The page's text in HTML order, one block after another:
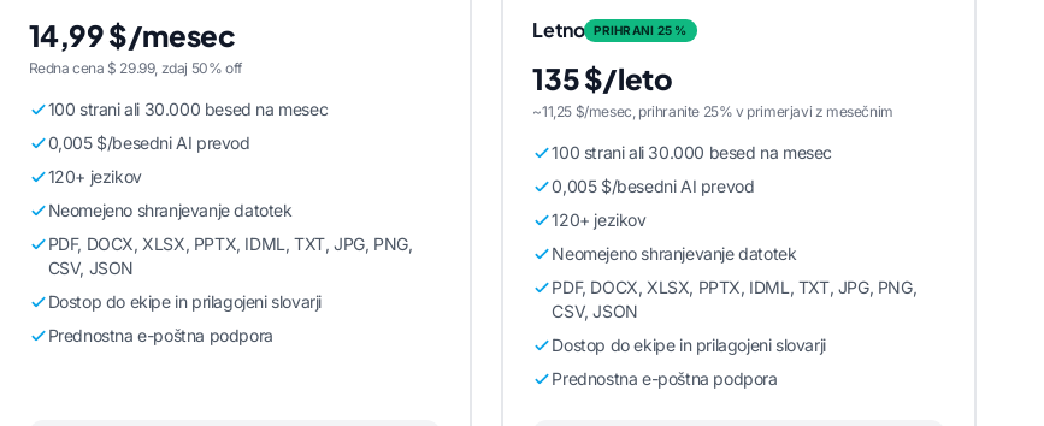
14,99 $/mesec
Redna cena $ 29.99, zdaj 50% off
100 strani ali 30.000 besed na mesec
0,005 $/besedni AI prevod
120+ jezikov
Neomejeno shranjevanje datotek
PDF, DOCX, XLSX, PPTX, IDML, TXT, JPG, PNG,
CSV, JSON
Dostop do ekipe in prilagojeni slovarji
Prednostna e-poštna podpora
Letno PRIHRANI 25 %
135 $/leto
~11,25 $/mesec, prihranite 25% v primerjavi z mesečnim
100 strani ali 30.000 besed na mesec
0,005 $/besedni AI prevod
120+ jezikov
Neomejeno shranjevanje datotek
PDF, DOCX, XLSX, PPTX, IDML, TXT, JPG, PNG,
CSV, JSON
Dostop do ekipe in prilagojeni slovarji
Prednostna e-poštna podpora